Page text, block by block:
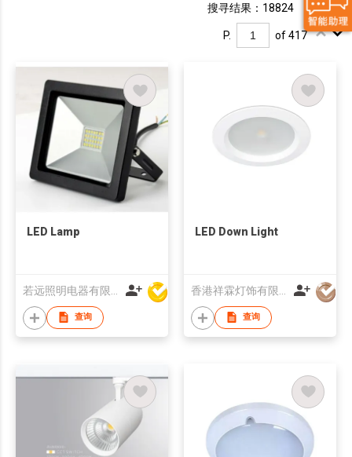
搜寻结果：18824
P. of 417
LED Lamp
查询
LED Down Light
查询